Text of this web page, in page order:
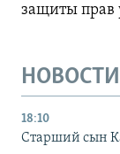
защиты
НОВОСТИ
18:10
Старший сын